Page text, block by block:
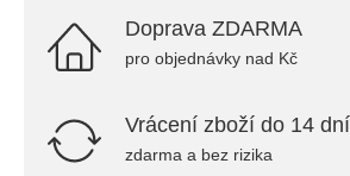
Doprava ZDARMA
pro objednávky nad Kč
Vrácení zboží do 14 dní
zdarma a bez rizika